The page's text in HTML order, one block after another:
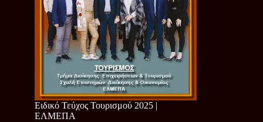
Ειδικό Τεύχος Τουρισμού 2025 |
ΕΛΜΕΠΑ